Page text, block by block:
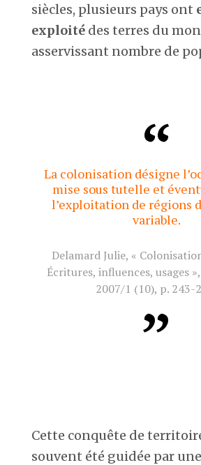
siècles, plusieurs pays ont
exploité des terres du
asservissant nombre de
La colonisation désigne
mise sous tutelle et
l’exploitation de régions
variable.
Delamard Julie, «
Écritures, influences, usages »
2007/1 (10), p. 243-
Cette conquête de
souvent été guidée par une